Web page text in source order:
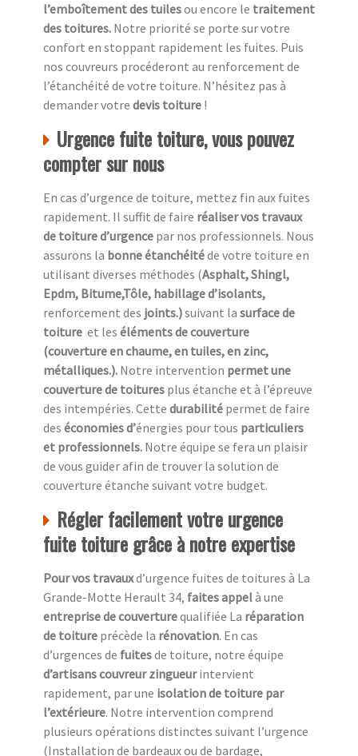
l’emboîtement des tuilesou encore le traitement
des toitures. Notre priorité se porte sur votre
confort en stoppant rapidement les fuites. Puis
nos couvreurs procéderont au renforcement de
l’étanchéité de votre toiture. N’hésitez pas à
demander votre devis toiture !
Urgence fuite toiture, vous pouvez
compter sur nous
En cas d’urgence de toiture, mettez fin aux fuites
rapidement. Il suffit de faire réaliser vos travaux
de toiture d’urgence par nos professionnels. Nous
assurons la bonne étanchéitéde votre toiture en
utilisant diverses méthodes (Asphalt, Shingl,
Epdm, Bitume,Tôle, habillage d’isolants,
renforcement des joints.)suivant la surface de
toiture et les éléments de couverture
(couverture en chaume, en tuiles, en zinc,
métalliques.). Notre intervention permet une
couverture de toitures plus étanche et à l’épreuve
des intempéries. Cette durabilité permet de faire
des économies d’énergies pour tous particuliers
et professionnels. Notre équipe se fera un plaisir
de vous guider afin de trouver la solution de
couverture étanche suivant votre budget.
Régler facilement votre urgence
fuite toiture grâce à notre expertise
Pour vos travauxd’urgence fuites de toitures à La
Grande-Motte Herault 34, faites appelà une
entreprise de couverturequalifiée La réparation
de toiture précède la rénovation. En cas
d’urgences de fuitesde toiture, notre équipe
d’artisans couvreur zingueurintervient
rapidement, par une isolation de toiture par
l’extérieure. Notre intervention comprend
plusieurs opérations distinctes suivant l’urgence
(Installation de bardeaux ou de bardage,